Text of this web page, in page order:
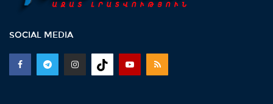
SOCIAL MEDIA